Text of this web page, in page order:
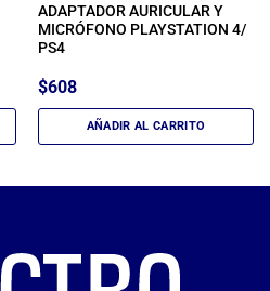
ADAPTADOR AURICULAR Y
MICRÓFONO PLAYSTATION 4/
PS4
$608
AÑADIR AL CARRITO